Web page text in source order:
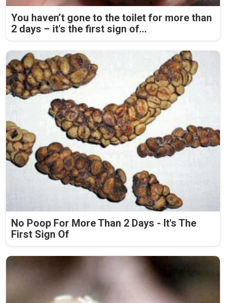
You haven’t gone to the toilet for more than
2 days – it's the first sign of...
No Poop For More Than 2 Days - It's The
First Sign Of